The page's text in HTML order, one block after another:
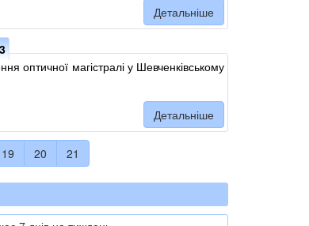
Детальніше
оптичної магістралі у Шевченківському
Детальніше
19 20 21